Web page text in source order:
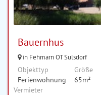
Bauernhus
in Fehmarn OT Sulsdorf
Objekttyp
Ferienwohnung
Größe
65m²
Vermieter